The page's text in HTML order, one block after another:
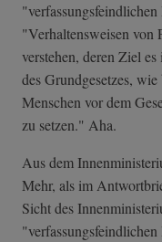
"Verhaltensweisen von
verstehen, deren Ziel
des Grundgesetzes,
Menschen vor dem
zu setzen." Aha.
Aus dem
Mehr, als im
Sicht des